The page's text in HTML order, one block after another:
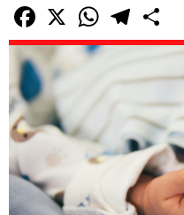
Facebook
X WhatsAppTelegram